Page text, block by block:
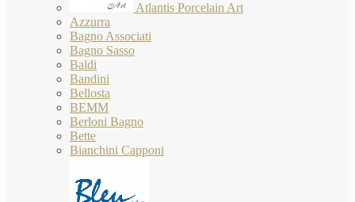
Atlantis Porcelain Art
Azzurra
Bagno Associati
Bagno Sasso
Baldi
Bandini
Bellosta
BEMM
Berloni Bagno
Bette
Bianchini Capponi